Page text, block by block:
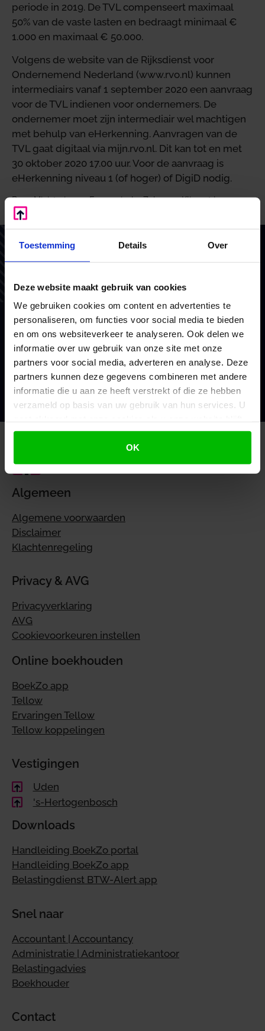
Toestemming Details Over
Deze website maakt gebruik van cookies
We gebruiken cookies om content en advertenties te
personaliseren, om functies voor social media te bieden
en om ons websiteverkeer te analyseren. Ook delen we
informatie over uw gebruik van onze site met onze
partners voor social media, adverteren en analyse. Deze
partners kunnen deze gegevens combineren met andere
informatie die u aan ze heeft verstrekt of die ze hebben
verzameld op basis van uw gebruik van hun services. U
gebruiken.
OK
periode in 2019. De TVL compenseert maximaal
50% van de vaste lasten en bedraagt minimaal €
1.000 en maximaal € 50.000.
Volgens de website van de Rijksdienst voor
Ondernemend Nederland (www.rvo.nl) kunnen
intermediairs vanaf 1 september 2020 een aanvraag
voor de TVL indienen voor ondernemers. De
ondernemer moet zijn intermediair wel machtigen
met behulp van eHerkenning. Aanvragen van de
TVL gaat digitaal via mijn.rvo.nl. Dit kan tot en met
30 oktober 2020 17.00 uur. Voor de aanvraag is
eHerkenning niveau 1 (of hoger) of DigiD nodig.
Bron: Ministerie van Economische Zaken en Klimaat |
publicatie | 20-08-2020
Vertrouw op BoekZo, net als
doen we waar we goed in zijn. Voor het MKB en
consultants. Met vaste prijzen, scherp advies en
brede ondersteuning.
Mijn voordeel berekenen
Algemeen
Algemene voorwaarden
Disclaimer
Klachtenregeling
Privacy & AVG
Privacyverklaring
AVG
Cookievoorkeuren instellen
Online boekhouden
BoekZo app
Tellow
Ervaringen Tellow
Tellow koppelingen
Vestigingen
Uden
's-Hertogenbosch
Downloads
Handleiding BoekZo portal
Handleiding BoekZo app
Belastingdienst BTW-Alert app
Snel naar
Accountant | Accountancy
Administratie | Administratiekantoor
Belastingadvies
Boekhouder
Contact